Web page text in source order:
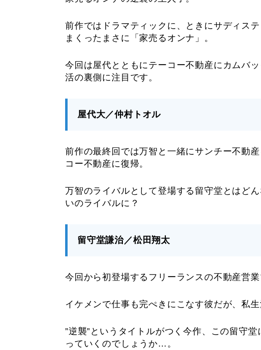
前作ではドラマティックに、ときにサディス
まくったまさに「家売るオンナ」。
今回は屋代とともにテーコー不動産にカムバ
活の裏側に注目です。
屋代大／仲村トオル
前作の最終回では万智と一緒にサンチー不動
コー不動産に復帰。
万智のライバルとして登場する留守堂とはど
いのライバルに？
留守堂謙治／松田翔太
今回から初登場するフリーランスの不動産営
イケメンで仕事も完ぺきにこなす彼だが、私
”逆襲”というタイトルがつく今作、この留守
っていくのでしょうか…。